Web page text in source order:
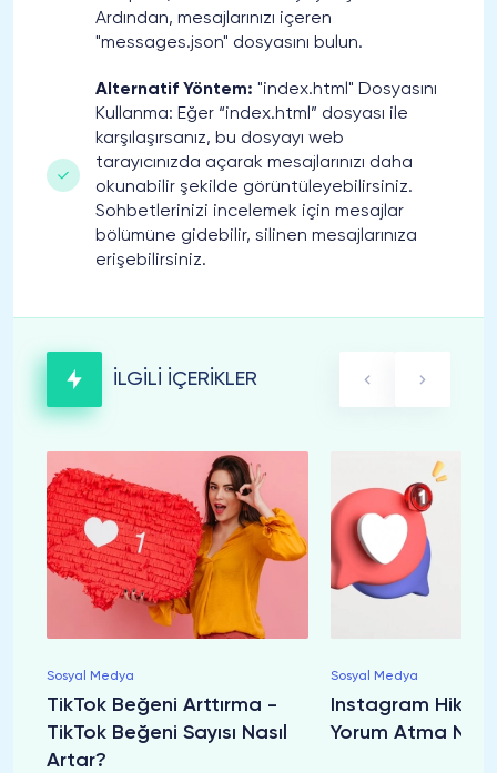
Ardından, mesajlarınızı içeren
"messages.json" dosyasını bulun.
Alternatif Yöntem: "index.html" Dosyasını
Kullanma: Eğer “index.html” dosyası ile
karşılaşırsanız, bu dosyayı web
tarayıcınızda açarak mesajlarınızı daha
okunabilir şekilde görüntüleyebilirsiniz.
Sohbetlerinizi incelemek için mesajlar
bölümüne gidebilir, silinen mesajlarınıza
erişebilirsiniz.
İLGİLİ İÇERİKLER
Sosyal Medya
TikTok Beğeni Arttırma -
TikTok Beğeni Sayısı Nasıl
Artar?
Sosyal Medya
Instagram
Yorum Atma Nasıl